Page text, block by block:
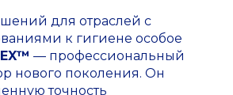
для отраслей с
к гигиене особое
— профессиональный
нового поколения. Он
точность